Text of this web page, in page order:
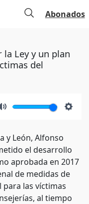
Abonados
Ley y un plan
del
y León, Alfonso
el desarrollo
aprobada en 2017
de medidas de
las víctimas
al tiempo